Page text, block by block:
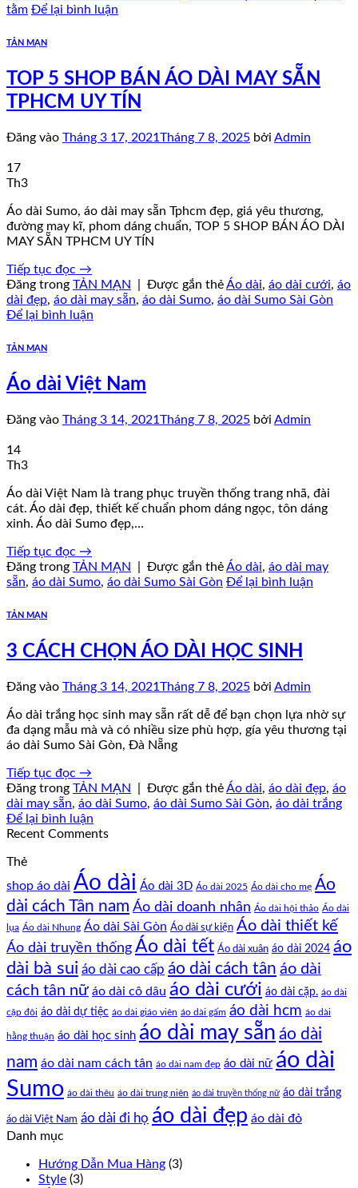
tằm Để lại bình luận
TẢN MẠN
TOP 5 SHOP BÁN ÁO DÀI MAY SẴN
TPHCM UY TÍN
Đăng vào Tháng 3 17, 2021 Tháng 7 8, 2025 bởi Admin
17
Th3
Áo dài Sumo, áo dài may sẵn Tphcm đẹp, giá yêu thương,
đường may kĩ, phom dáng chuẩn, TOP 5 SHOP BÁN ÁO DÀI
MAY SẴN TPHCM UY TÍN
Tiếp tục đọc →
Đăng trong TẢN MẠN Được gắn thẻÁo dài, áo dài cưới, áo
dài đẹp, áo dài may sẵn, áo dài Sumo, áo dài Sumo Sài Gòn
Để lại bình luận
TẢN MẠN
Áo dài Việt Nam
Đăng vào Tháng 3 14, 2021 Tháng 7 8, 2025 bởi Admin
14
Th3
Áo dài Việt Nam là trang phục truyền thống trang nhã, đài
cát. Áo dài đẹp, thiết kế chuẩn phom dáng ngọc, tôn dáng
xinh. Áo dài Sumo đẹp,…
Tiếp tục đọc →
Đăng trong TẢN MẠN Được gắn thẻÁo dài, áo dài may
sẵn, áo dài Sumo, áo dài Sumo Sài Gòn Để lại bình luận
TẢN MẠN
3 CÁCH CHỌN ÁO DÀI HỌC SINH
Đăng vào Tháng 3 14, 2021 Tháng 7 8, 2025 bởi Admin
Áo dài trắng học sinh may sẵn rất dễ để bạn chọn lựa nhờ sự
đa dạng mẫu mà và có nhiều size phù hợp, gía yêu thương tại
áo dài Sumo Sài Gòn, Đà Nẵng
Tiếp tục đọc →
Đăng trong TẢN MẠN Được gắn thẻÁo dài, áo dài đẹp, áo
dài may sẵn, áo dài Sumo, áo dài Sumo Sài Gòn, áo dài trắng
Để lại bình luận
Recent Comments
Thẻ
shop áo dài Áo dài Áo dài 3D Áo dài 2025 Áo dài cho mẹ Áo
dài cách Tân nam Áo dài doanh nhân Áo dài hội thảo Áo dài
lụa Áo dài Nhung Áo dài Sài Gòn Áo dài sự kiện Áo dài thiết kế
Áo dài truyền thống Áo dài tết Áo dài xuân áo dài 2024 áo
dài bà sui áo dài cao cấp áo dài cách tân áo dài
cách tân nữ áo dài cô dâu áo dài cưới áo dài cặp. áo dài
cặp đôi áo dài dự tiệc áo dài giáo viên áo dài gấm áo dài hcm áo dài
hằng thuận áo dài học sinh áo dài may sẵn áo dài
nam áo dài nam cách tân áo dài nam đẹp áo dài nữ áo dài
Sumo áo dài thêu áo dài trung niên áo dài truyền thống nữ áo dài trắng
áo dài Việt Nam áo dài đi họ áo dài đẹp áo dài đỏ
Danh mục
Hướng Dẫn Mua Hàng (3)
Style (3)